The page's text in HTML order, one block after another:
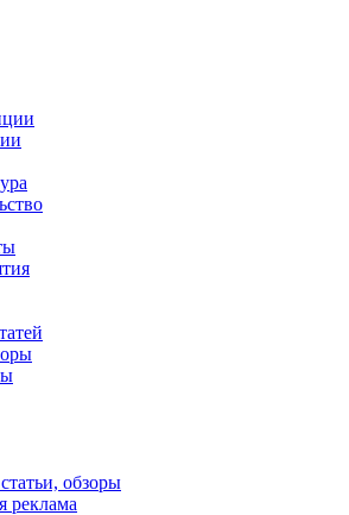
обзоры
реклама